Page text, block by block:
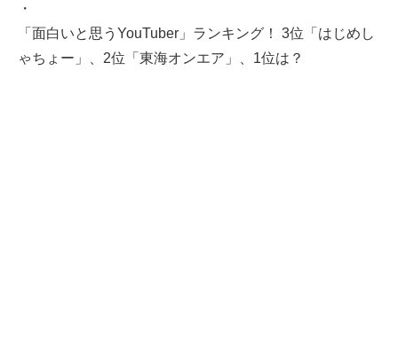
・
「面白いと思うYouTuber」ランキング！ 3位「はじめし
ゃちょー」、2位「東海オンエア」、1位は？